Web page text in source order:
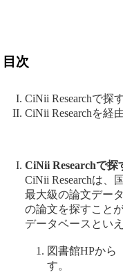
目次
CiNii Researchで探
CiNii Researchを経
CiNii Researchで探
CiNii Researchは、
最大級の論文デー
の論文を探すこと
データベースといえ
図書館HPから
す。